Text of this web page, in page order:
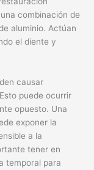
combinación de
aluminio. Actúan
el diente y
causar
puede ocurrir
opuesto. Una
exponer la
a la
tener en
temporal para